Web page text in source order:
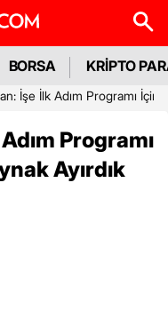
BORSA KRİPTO
İşe İlk Adım Programı
Programı
Ayırdık